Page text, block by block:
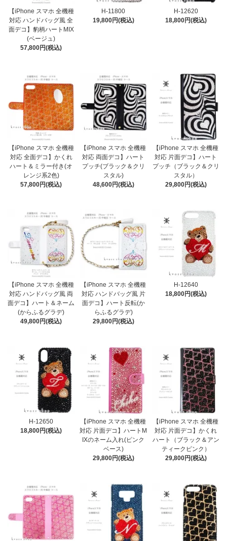
【iPhone スマホ 全機種
対応 ハンドバッグ風 全
面デコ】豹柄ハートMIX
(ベージュ)
57,800円(税込)
H-11800
19,800円(税込)
H-12620
18,800円(税込)
【iPhone スマホ 全機種
対応 全面デコ】かくれ
ハート＆ミラー付き(オ
レンジ系2色)
57,800円(税込)
【iPhone スマホ 全機種
対応 両面デコ】ハート
プッチ(ブラック＆クリ
スタル)
48,600円(税込)
【iPhone スマホ 全機種
対応 片面デコ】ハート
プッチ（ブラック＆クリ
スタル）
29,800円(税込)
【iPhone スマホ 全機種
対応 ハンドバッグ風 両
面デコ】ハート＆ネーム
(からふるグラデ)
49,800円(税込)
【iPhone スマホ 全機種
対応 ハンドバッグ風 片
面デコ】ハート反転(か
らふるグラデ)
29,800円(税込)
H-12640
18,800円(税込)
H-12650
18,800円(税込)
【iPhone スマホ 全機種
対応 片面デコ】ハートM
IXのネーム入れ(ピンク
ベース)
29,800円(税込)
【iPhone スマホ 全機種
対応 片面デコ】かくれ
ハート（ブラック＆アン
ティークピンク）
29,800円(税込)